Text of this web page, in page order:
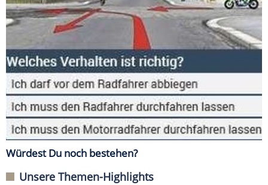
Würdest Du noch bestehen?
Unsere Themen-Highlights